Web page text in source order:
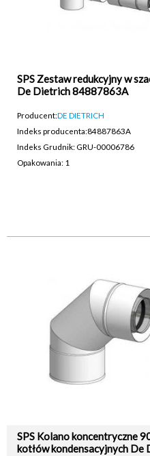
SPS Zestaw redukcyjny w
De Dietrich 84887863A
Producent:DE DIETRICH
Indeks producenta:84887863A
Indeks Grudnik: GRU-00006786
Opakowania: 1
SPS Kolano koncentryczne
kotłów kondensacyjnych